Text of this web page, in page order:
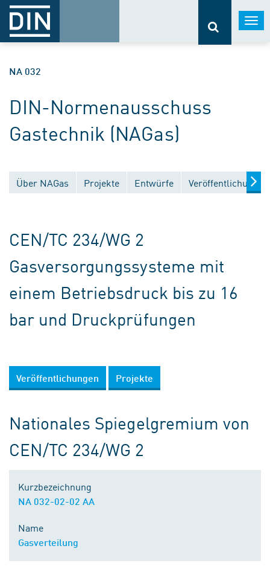
NA 032
DIN-Normenausschuss
Gastechnik (NAGas)
Über NAGas Projekte Entwürfe Veröffentlichungen
CEN/TC 234/WG 2
Gasversorgungssysteme mit
einem Betriebsdruck bis zu 16
bar und Druckprüfungen
Veröffentlichungen Projekte
Nationales Spiegelgremium von
CEN/TC 234/WG 2
Kurzbezeichnung
NA 032-02-02 AA
Name
Gasverteilung